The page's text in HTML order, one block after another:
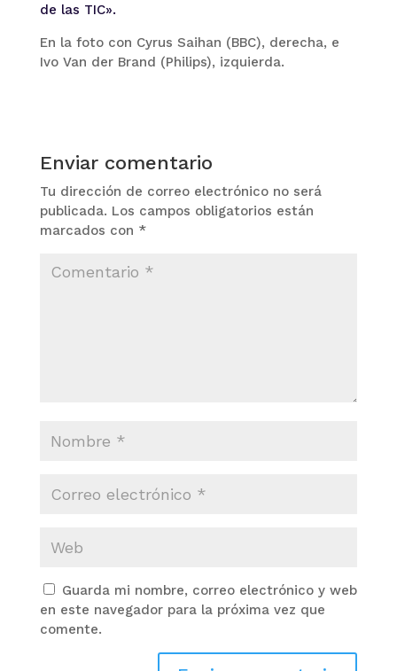
de las TIC».
En la foto con Cyrus Saihan (BBC), derecha, e
Ivo Van der Brand (Philips), izquierda.
Enviar comentario
Tu dirección de correo electrónico no será
publicada. Los campos obligatorios están
marcados con *
Guarda mi nombre, correo electrónico y web
en este navegador para la próxima vez que
comente.